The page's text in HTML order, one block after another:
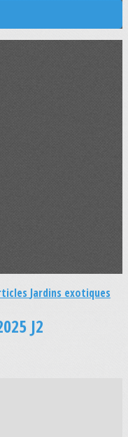
Jardins exotiques
J2